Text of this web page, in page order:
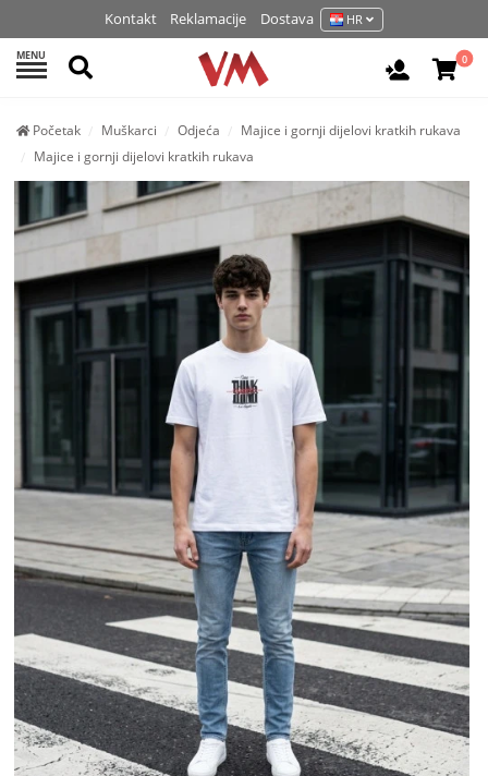
Kontakt Reklamacije Dostava HR
MENU Pretraži Prijavite
0
Početak Muškarci Odjeća
Majice i gornji dijelovi kratkih rukava
Majice i gornji dijelovi kratkih rukava